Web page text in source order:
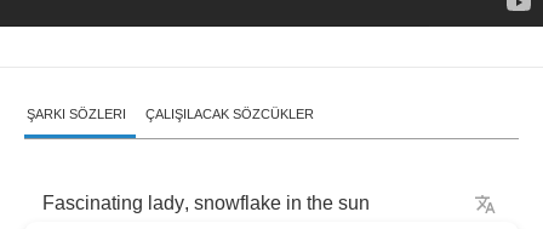
ŞARKI SÖZLERI ÇALIŞILACAK SÖZCÜKLER
Fascinating lady, snowflake in the sun